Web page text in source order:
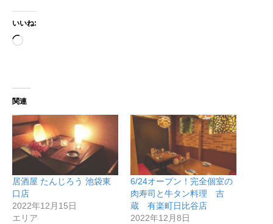
いいね:
読
関連
居酒屋 たんじろう 池袋東
口店
2022年12月15日
エリア
6/24オープン！完全個室の
肉寿司と牛タン料理 吉
蔵 有楽町日比谷店
2022年12月8日